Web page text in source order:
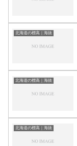
北海道の標高｜海抜
北海道の標高｜海抜
北海道の標高｜海抜